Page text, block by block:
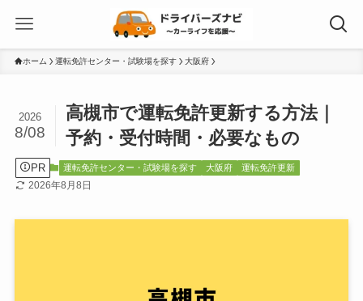
ホーム 運転免許センター・試験場を探す 大阪府
高槻市で運転免許更新する方法｜
予約・受付時間・必要なもの
2026
8/08
PR 運転免許センター・試験場を探す 大阪府 運転免許更新
2026年8月8日